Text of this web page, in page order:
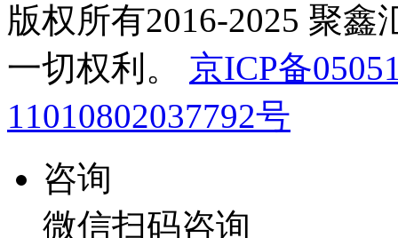
版权所有2016-2025 聚鑫
一切权利。
京ICP备
11010802037792号
咨询
微信扫码咨询